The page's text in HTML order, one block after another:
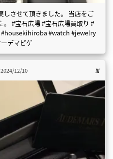
しさせて頂きました。 当店をご
#宝石広場 #宝石広場買取り #
#housekihiroba #watch #jewelry
デマピゲ
2024/12/10